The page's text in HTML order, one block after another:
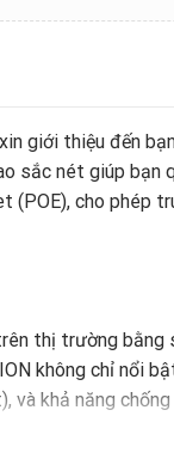
giới thiệu đến
sắc nét giúp
cho phép
thị trường
không chỉ nổi
và khả năng